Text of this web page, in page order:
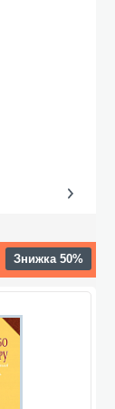
Знижка 50%